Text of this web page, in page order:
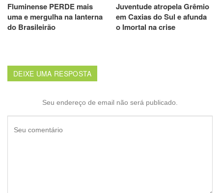
Fluminense PERDE mais
uma e mergulha na lanterna
do Brasileirão
Juventude atropela Grêmio
em Caxias do Sul e afunda
o Imortal na crise
DEIXE UMA RESPOSTA
Seu endereço de email não será publicado.